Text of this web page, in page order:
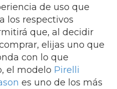
de uso que
los respectivos
que, al decidir
elijas uno que
con lo que
el modelo Pirelli
es uno de los más